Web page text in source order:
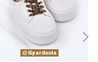
Išparduota